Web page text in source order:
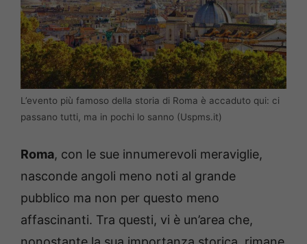
L’evento più famoso della storia di Roma è accaduto qui: ci
passano tutti, ma in pochi lo sanno (Uspms.it)
Roma, con le sue innumerevoli meraviglie,
nasconde angoli meno noti al grande
pubblico ma non per questo meno
affascinanti. Tra questi, vi è un’area che,